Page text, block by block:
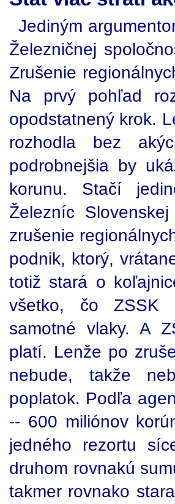
Jediným
Železničnej
Zrušenie
Na prvý pohľad
opodstatnený krok.
rozhodla bez
podrobnejšia by
korunu. Stačí
Železníc
zrušenie
podnik, ktorý,
totiž stará o
všetko, čo ZSSK
samotné vlaky. A
platí. Lenže po
nebude, takže
poplatok. Podľa
-- 600 miliónov
jedného rezortu
druhom rovnakú
takmer rovnako